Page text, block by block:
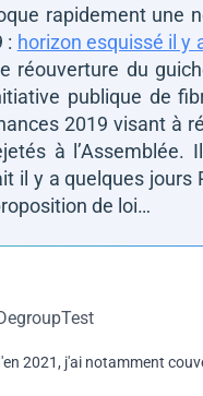
rapidement une
: horizon esquissé il y
réouverture du
publique de
2019 visant à
à l’Assemblée.
il y a quelques jours
de loi…
2021, j'ai notamment